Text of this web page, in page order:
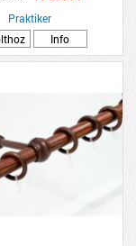
Praktiker
Info